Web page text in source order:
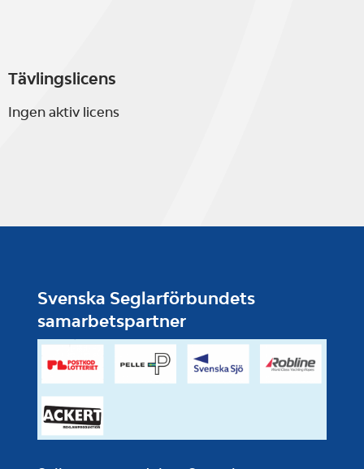
Tävlingslicens
Ingen aktiv licens
Svenska Seglarförbundets
samarbetspartner